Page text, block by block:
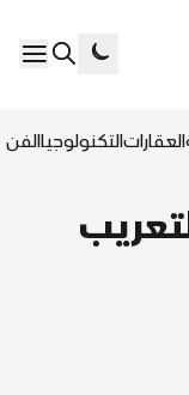
العقاراتالتكنولوجياالفن